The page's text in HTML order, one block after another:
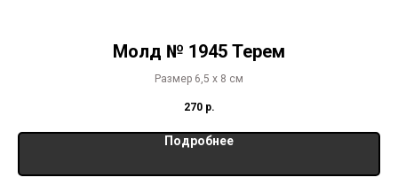
Молд № 1945 Терем
Размер 6,5 х 8 см
270 р.
Подробнее